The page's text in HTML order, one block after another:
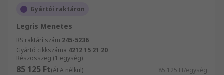
Gyártói raktáron
Legris Menetes
RS raktári szám 245-5236
Gyártó cikkszáma 4212 15 21 20
Részösszeg (1 egység)
85 125 Ft(ÁFA nélkül) 85 125 Ft/egység